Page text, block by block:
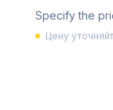
Specify the
Цену